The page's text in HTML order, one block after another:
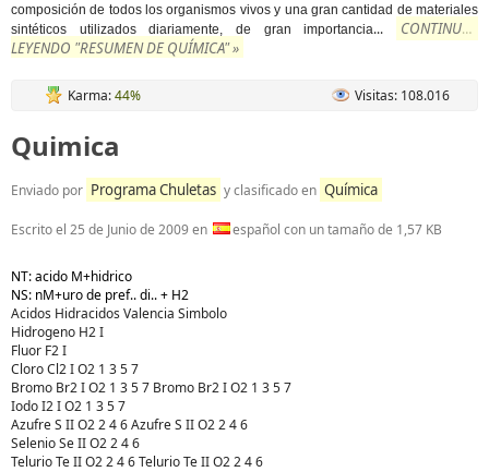
composición de todos los organismos vivos y una gran cantidad de materiales
sintéticos utilizados diariamente, de gran importancia...
CONTINUAR
LEYENDO "RESUMEN DE QUÍMICA" »
Karma:44% Visitas: 108.016
Quimica
Enviado por Programa Chuletas y clasificado en Química
Escrito el 25 de Junio de 2009en español con un tamaño de 1,57 KB
NT: acido M+hidrico
NS: nM+uro de pref.. di.. + H2
Acidos Hidracidos Valencia Simbolo
Hidrogeno H2 I
Fluor F2 I
Cloro Cl2 I O2 1 3 5 7
Bromo Br2 I O2 1 3 5 7 Bromo Br2 I O2 1 3 5 7
Iodo I2 I O2 1 3 5 7
Azufre S II O2 2 4 6Azufre S II O2 2 4 6
Selenio Se II O2 2 4 6
Telurio Te II O2 2 4 6Telurio Te II O2 2 4 6